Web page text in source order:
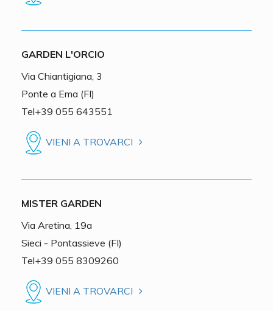
GARDEN L'ORCIO
Via Chiantigiana, 3
Ponte a Ema (FI)
Tel+39 055 643551
VIENI A TROVARCI
MISTER GARDEN
Via Aretina, 19a
Sieci - Pontassieve (FI)
Tel+39 055 8309260
VIENI A TROVARCI